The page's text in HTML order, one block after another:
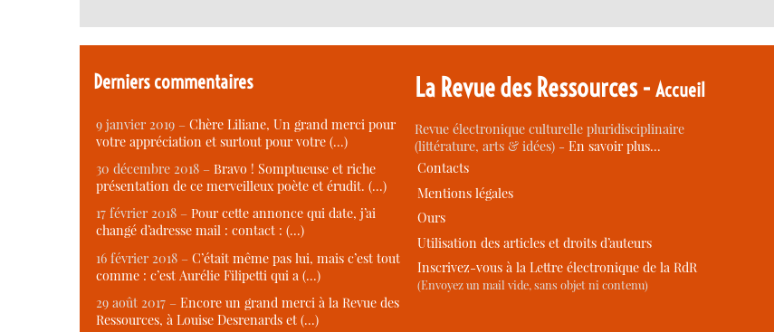
Derniers commentaires
9 janvier 2019 – Chère Liliane, Un grand merci pour
votre appréciation et surtout pour votre (…)
30 décembre 2018 – Bravo ! Somptueuse et riche
présentation de ce merveilleux poète et érudit. (…)
17 février 2018 – Pour cette annonce qui date, j’ai
changé d’adresse mail : contact : (…)
16 février 2018 – C’était même pas lui, mais c’est tout
comme : c’est Aurélie Filipetti qui a (…)
29 août 2017 – Encore un grand merci à la Revue des
Ressources, à Louise Desrenards et (…)
La Revue des Ressources -Accueil
Revue électronique culturelle pluridisciplinaire
(littérature, arts & idées) -En savoir plus…
Contacts
Mentions légales
Ours
Utilisation des articles et droits d’auteurs
Inscrivez-vous à la Lettre électronique de la RdR
(Envoyez un mail vide, sans objet ni contenu)